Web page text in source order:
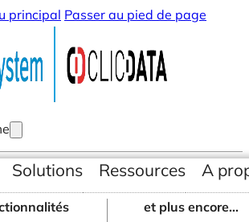
principal Passer au pied de page
et plus encore...
Solutions Ressources A